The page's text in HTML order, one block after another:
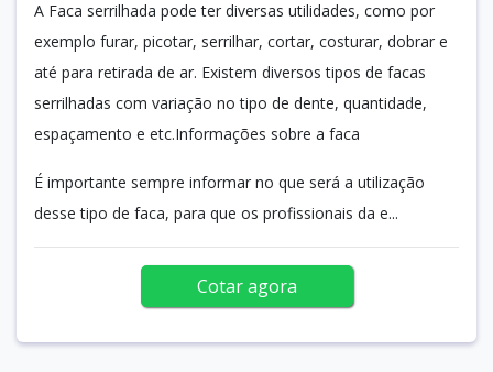
A Faca serrilhada pode ter diversas utilidades, como por
exemplo furar, picotar, serrilhar, cortar, costurar, dobrar e
até para retirada de ar. Existem diversos tipos de facas
serrilhadas com variação no tipo de dente, quantidade,
espaçamento e etc.Informações sobre a faca
É importante sempre informar no que será a utilização
desse tipo de faca, para que os profissionais da e...
Cotar agora